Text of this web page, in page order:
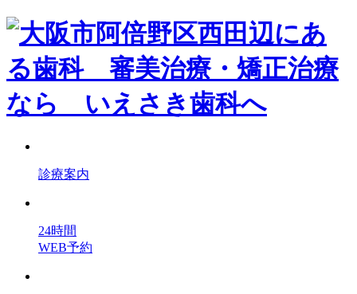
診療案内
24時間
WEB予約